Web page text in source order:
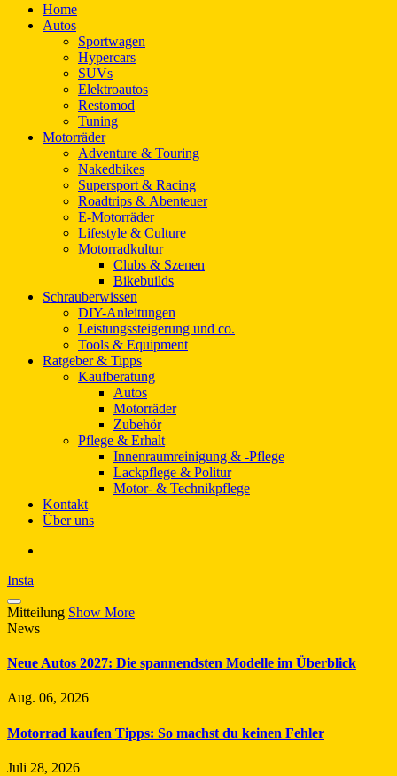
Home
Autos
Sportwagen
Hypercars
SUVs
Elektroautos
Restomod
Tuning
Motorräder
Adventure & Touring
Nakedbikes
Supersport & Racing
Roadtrips & Abenteuer
E-Motorräder
Lifestyle & Culture
Motorradkultur
Clubs & Szenen
Bikebuilds
Schrauberwissen
DIY-Anleitungen
Leistungssteigerung und co.
Tools & Equipment
Ratgeber & Tipps
Kaufberatung
Autos
Motorräder
Zubehör
Pflege & Erhalt
Innenraumreinigung & -Pflege
Lackpflege & Politur
Motor- & Technikpflege
Kontakt
Über uns
Insta
Mitteilung Show More
News
Neue Autos 2027: Die spannendsten Modelle im Überblick
Aug. 06, 2026
Motorrad kaufen Tipps: So machst du keinen Fehler
Juli 28, 2026